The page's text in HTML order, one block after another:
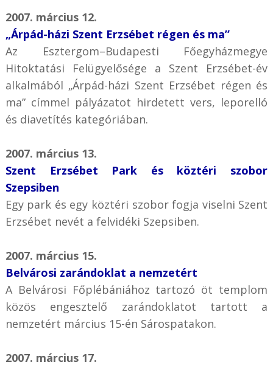
2007. március 12.
„Árpád-házi Szent Erzsébet régen és ma”
Az Esztergom–Budapesti Főegyházmegye
Hitoktatási Felügyelősége a Szent Erzsébet-év
alkalmából „Árpád-házi Szent Erzsébet régen és
ma” címmel pályázatot hirdetett vers, leporelló
és diavetítés kategóriában.
2007. március 13.
Szent Erzsébet Park és köztéri szobor
Szepsiben
Egy park és egy köztéri szobor fogja viselni Szent
Erzsébet nevét a felvidéki Szepsiben.
2007. március 15.
Belvárosi zarándoklat a nemzetért
A Belvárosi Főplébániához tartozó öt templom
közös engesztelő zarándoklatot tartott a
nemzetért március 15-én Sárospatakon.
2007. március 17.